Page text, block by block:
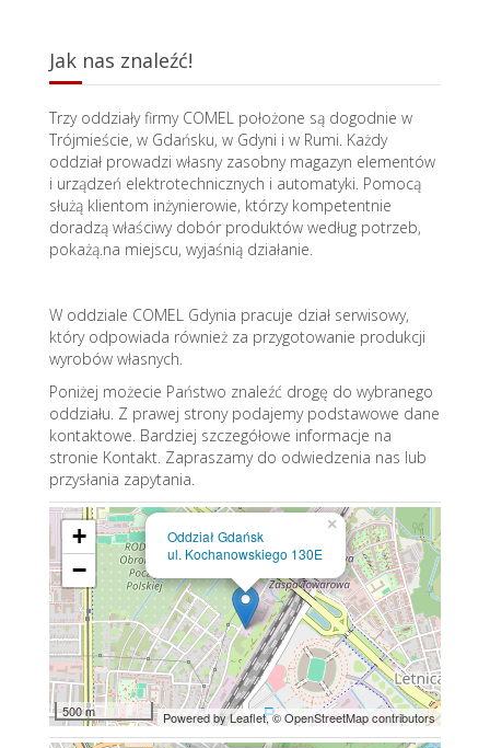
Jak nas znaleźć!
Trzy oddziały firmy COMEL położone są dogodnie w
Trójmieście, w Gdańsku, w Gdyni i w Rumi. Każdy
oddział prowadzi własny zasobny magazyn elementów
i urządzeń elektrotechnicznych i automatyki. Pomocą
służą klientom inżynierowie, którzy kompetentnie
doradzą właściwy dobór produktów według potrzeb,
pokażą.na miejscu, wyjaśnią działanie.
W oddziale COMEL Gdynia pracuje dział serwisowy,
który odpowiada również za przygotowanie produkcji
wyrobów własnych.
Poniżej możecie Państwo znaleźć drogę do wybranego
oddziału. Z prawej strony podajemy podstawowe dane
kontaktowe. Bardziej szczegółowe informacje na
stronie Kontakt. Zapraszamy do odwiedzenia nas lub
przysłania zapytania.
Oddział Gdańsk
ul. Kochanowskiego 130E
×
+
−
500 m Powered by Leaflet,© OpenStreetMap contributors